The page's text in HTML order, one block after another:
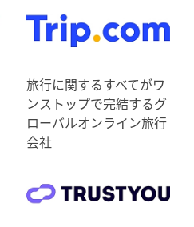
旅行に関するすべてがワ
ンストップで完結するグ
ローバルオンライン旅行
会社